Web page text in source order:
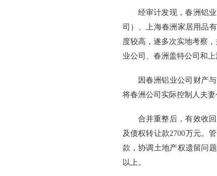
经审计发现，春洲铝
司）、上海春洲家居用品
度较高，遂多次实地考察
业公司、春洲盖特公司和
因春洲铝业公司财产
将春洲公司实际控制人夫
合并重整后，有效收
及债权转让款2700万元。
款，协调土地产权遗留问
以上。